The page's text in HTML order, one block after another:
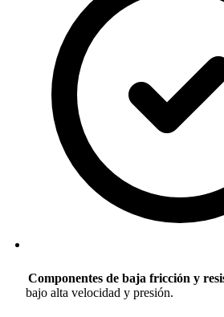
Componentes de baja fricción y
bajo alta velocidad y presión.